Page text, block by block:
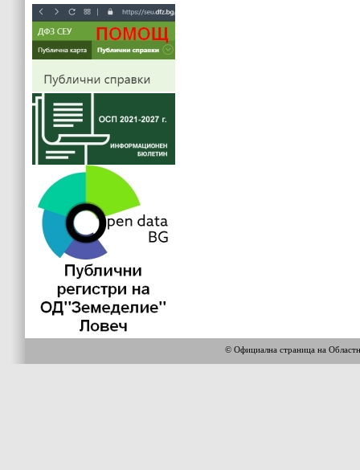
© Официална страница на